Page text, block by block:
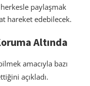
paylaşmak
hareket edebilecek.
Altında
amacıyla bazı
açıkladı.